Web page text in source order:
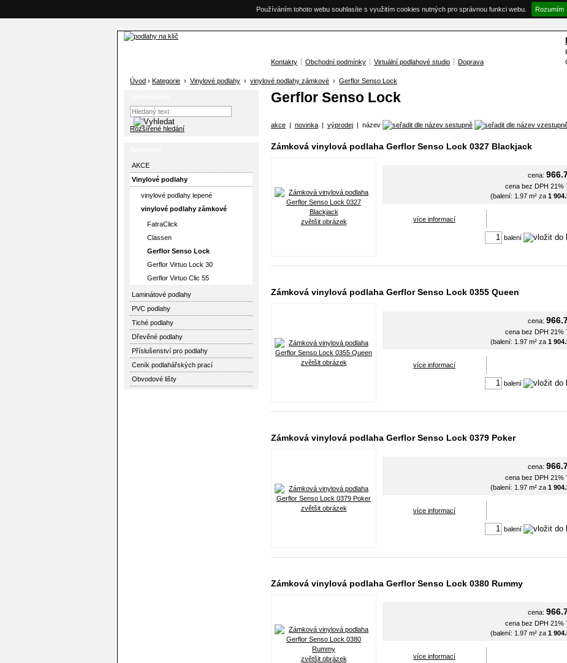
Používáním tohoto webu souhlasíte s využitím cookies nutných pro správnou funkci webu. Rozumím
Kontakty Obchodní podmínky Virtuální podlahové studio Doprava
Úvod › Kategorie › Vinylové podlahy › vinylové podlahy zámkové › Gerflor Senso Lock
Rozšířené hledání
AKCE
Vinylové podlahy
vinylové podlahy lepené
vinylové podlahy zámkové
FatraClick
Classen
Gerflor Senso Lock
Gerflor Virtuo Lock 30
Gerflor Virtuo Clic 55
Laminátové podlahy
PVC podlahy
Tiché podlahy
Dřevěné podlahy
Příslušenství pro podlahy
Ceník podlahářských prací
Obvodové lišty
Gerflor Senso Lock
akce | novinka | výprodej | název
Zámková vinylová podlaha Gerflor Senso Lock 0327 Blackjack
zvětšit obrázek
cena:
cena bez DPH 21%
(balení: 1.97 m² za 1
více informací
balení
Zámková vinylová podlaha Gerflor Senso Lock 0355 Queen
zvětšit obrázek
cena:
cena bez DPH 21%
(balení: 1.97 m² za 1
více informací
balení
Zámková vinylová podlaha Gerflor Senso Lock 0379 Poker
zvětšit obrázek
cena:
cena bez DPH 21%
(balení: 1.97 m² za 1
více informací
balení
Zámková vinylová podlaha Gerflor Senso Lock 0380 Rummy
zvětšit obrázek
cena:
cena bez DPH 21%
(balení: 1.97 m² za 1
více informací